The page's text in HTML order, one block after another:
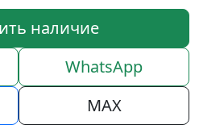
наличие
WhatsApp
MAX